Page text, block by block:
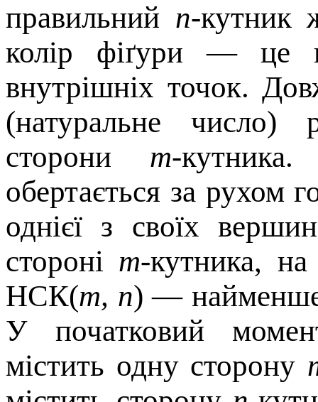
правильний n-кутник
колір фіґури — це
внутрішніх точок.
(натуральне число)
сторони m-
обертається за рухом
однієї з своїх
стороні m-кутника,
НСК(m, n) — найменше
У початковий
містить одну сторону